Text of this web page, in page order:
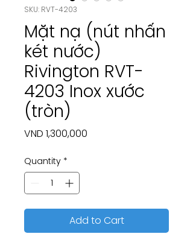
SKU: RVT-4203
Mặt nạ (nút nhấn
két nước)
Rivington RVT-
4203 Inox xước
(tròn)
VND 1,300,000
Quantity *
Add to Cart